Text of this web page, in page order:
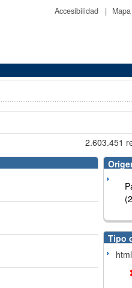
Accesibilidad |
2.603.451
Tipo
html